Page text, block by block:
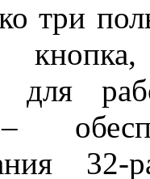
три
для
32-